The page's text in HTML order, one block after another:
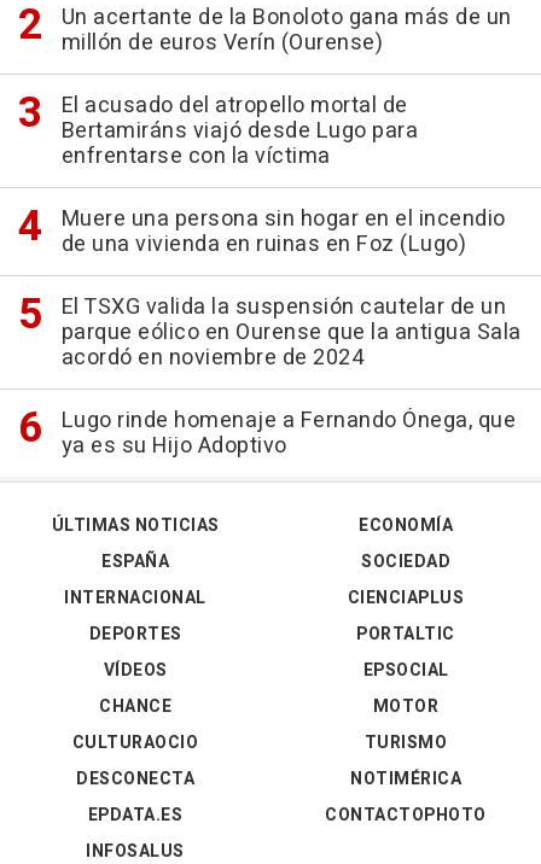
Un acertante de la Bonoloto gana más de un
millón de euros Verín (Ourense)
El acusado del atropello mortal de
Bertamiráns viajó desde Lugo para
enfrentarse con la víctima
Muere una persona sin hogar en el incendio
de una vivienda en ruinas en Foz (Lugo)
El TSXG valida la suspensión cautelar de un
parque eólico en Ourense que la antigua Sala
acordó en noviembre de 2024
Lugo rinde homenaje a Fernando Ónega, que
ya es su Hijo Adoptivo
ÚLTIMAS NOTICIAS
ESPAÑA
INTERNACIONAL
DEPORTES
VÍDEOS
ECONOMÍA
SOCIEDAD
CIENCIAPLUS
PORTALTIC
EPSOCIAL
CHANCE
CULTURAOCIO
DESCONECTA
EPDATA.ES
INFOSALUS
MOTOR
TURISMO
NOTIMÉRICA
CONTACTOPHOTO